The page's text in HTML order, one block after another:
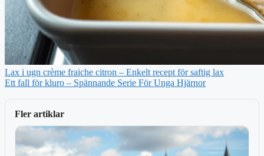
Lax i ugn crème fraiche citron – Enkelt recept för saftig lax
Ett fall för kluro – Spännande Serie För Unga Hjärnor
Fler artiklar